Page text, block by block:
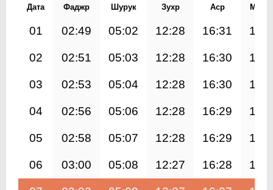
Дата Фаджр Шурук Зухр Аср
01 02:49 05:02 12:28 16:31
02 02:51 05:03 12:28 16:30
03 02:53 05:04 12:28 16:30
04 02:56 05:06 12:28 16:29
05 02:58 05:07 12:28 16:29
06 03:00 05:08 12:27 16:28